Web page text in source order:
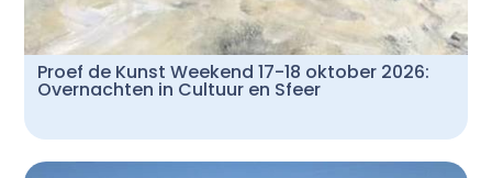
Proef de Kunst Weekend 17-18 oktober 2026:
Overnachten in Cultuur en Sfeer